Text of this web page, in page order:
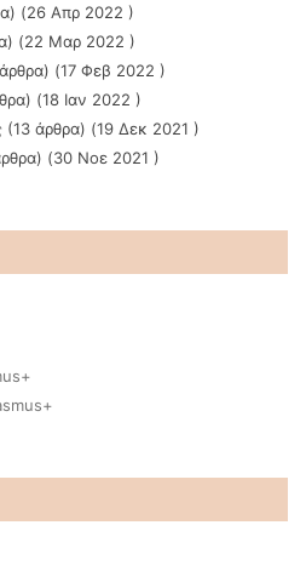
(26 Απρ 2022 )
(22 Μαρ 2022 )
(17 Φεβ 2022 )
(18 Ιαν 2022 )
(13 άρθρα) (19 Δεκ 2021 )
(30 Νοε 2021 )